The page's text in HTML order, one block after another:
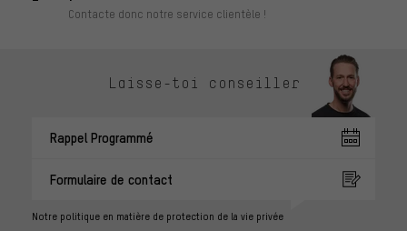
Contacte donc notre service clientèle !
Laisse-toi conseiller
Rappel Programmé
Formulaire de contact
Notre politique en matière de protection de la vie privée